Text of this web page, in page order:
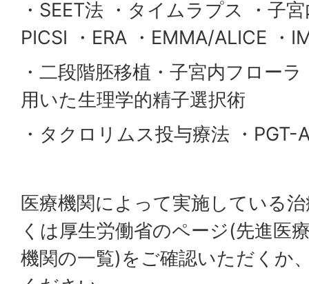
・SEET法 ・タイムラプス ・子
PICSI ・ERA ・EMMA/ALICE ・
・二段階胚移植・子宮内フロー
用いた生理学的精子選択術
・タクロリムス投与療法 ・PGT-
医療機関によって実施している
くは厚生労働省のページ(先進医
機関の一覧)をご確認いただくか